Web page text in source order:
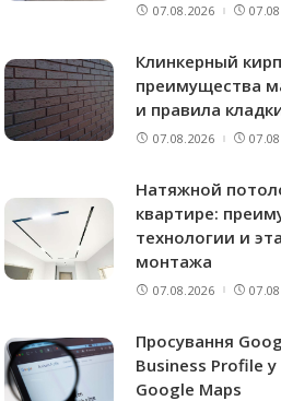
07.08.2026
Клинкерный
преимущества
и правила
07.08.2026
Натяжной
квартире:
технологии и
монтажа
07.08.2026
Просування
Business Profile
Google Maps